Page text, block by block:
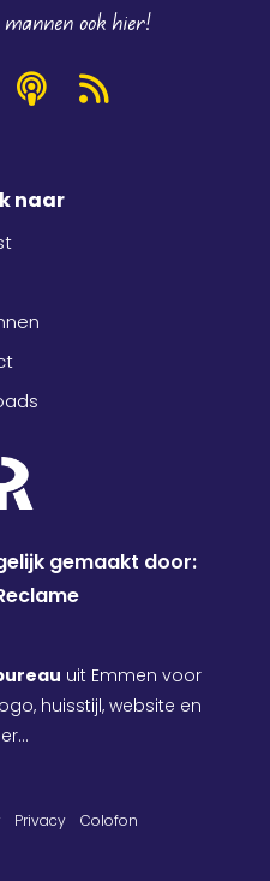
ook hier!
naar
gemaakt door:
uit Emmen voor
huisstijl, website en
Privacy Colofon